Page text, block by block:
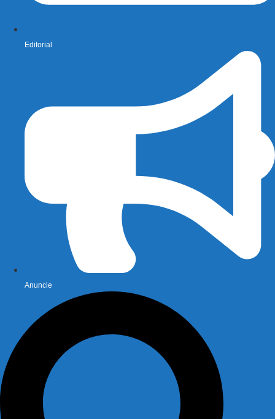
Editorial
Anuncie